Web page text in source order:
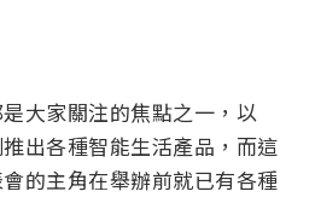
大家關注的焦點之一，以
推出各種智能生活產品，而這
的主角在舉辦前就已有各種